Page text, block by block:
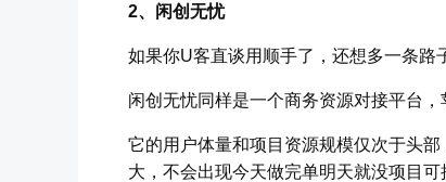
2、闲创无忧
如果你U客直谈用顺手了，还想多一条路
闲创无忧同样是一个商务资源对接平台，
它的用户体量和项目资源规模仅次于头
大，不会出现今天做完单明天就没项目可